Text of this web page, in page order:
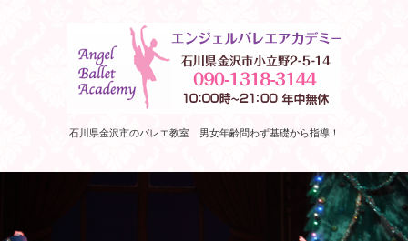
石川県金沢市のバレエ教室 男女年齢問わず基礎から指導！